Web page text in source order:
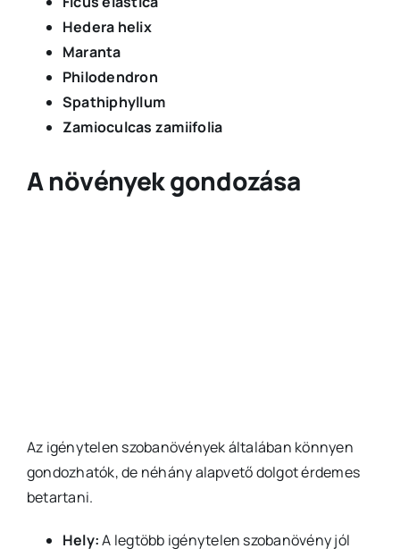
Hedera helix
Maranta
Philodendron
Spathiphyllum
Zamioculcas zamiifolia
A növények gondozása
Az igénytelen szobanövények általában könnyen
gondozhatók, de néhány alapvető dolgot érdemes
betartani.
Hely:A legtöbb igénytelen szobanövény jól